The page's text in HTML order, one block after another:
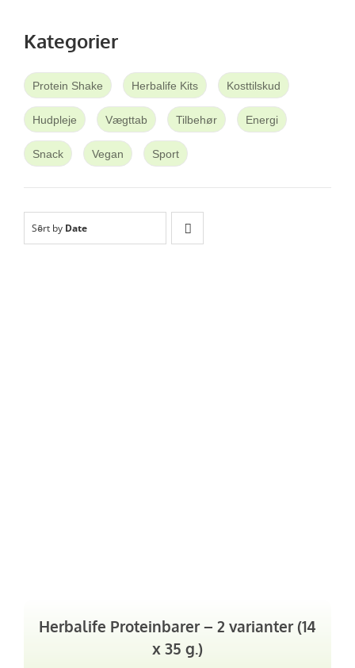
Kategorier
Protein Shake Herbalife Kits Kosttilskud
Hudpleje Vægttab Tilbehør Energi
Snack Vegan Sport
Sort by Date
Herbalife Proteinbarer – 2 varianter (14
x 35 g.)